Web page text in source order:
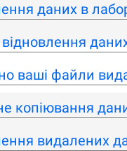
даних в
відновлення
ваші файли
копіювання
видалених